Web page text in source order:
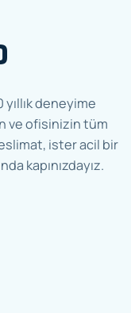
deneyime
ve ofisinizin tüm
ister acil bir
kapınızdayız.